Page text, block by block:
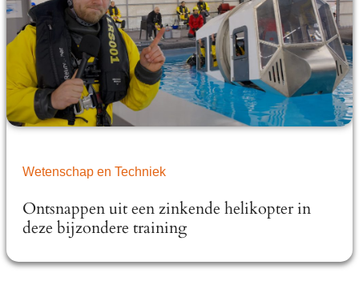
Wetenschap en Techniek
Ontsnappen uit een zinkende helikopter in
deze bijzondere training